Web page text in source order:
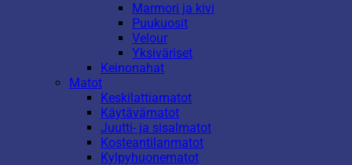
Marmori ja kivi
Puukuosit
Velour
Yksiväriset
Keinonahat
Matot
Keskilattiamatot
Käytävämatot
Juutti- ja sisalmatot
Kosteantilanmatot
Kylpyhuonematot